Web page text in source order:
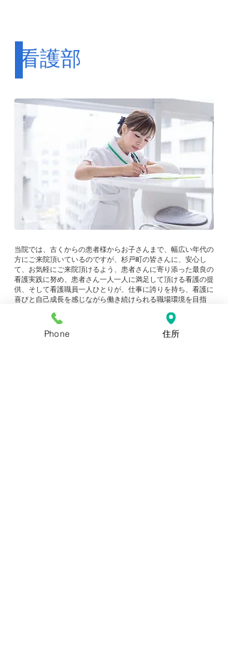
​看護部
当院では、古くからの患者様からお子さんまで、幅広い年代の
方にご来院頂いているのですが、杉戸町の皆さんに、安心し
て、お気軽にご来院頂けるよう、患者さんに寄り添った最良の
看護実践に努め、患者さん一人一人に満足して頂ける看護の提
供、そして看護職員一人ひとりが、仕事に誇りを持ち、看護に
喜びと自己成長を感じながら働き続けられる職場環境を目指
Phone 住所